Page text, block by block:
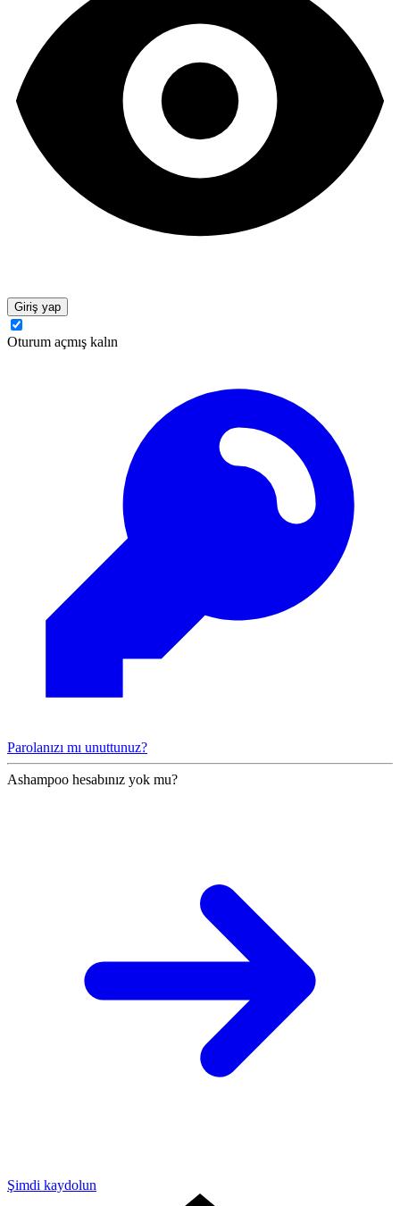
Giriş yap
Oturum açmış kalın
Parolanızı mı unuttunuz?
Ashampoo hesabınız yok mu?
Şimdi kaydolun